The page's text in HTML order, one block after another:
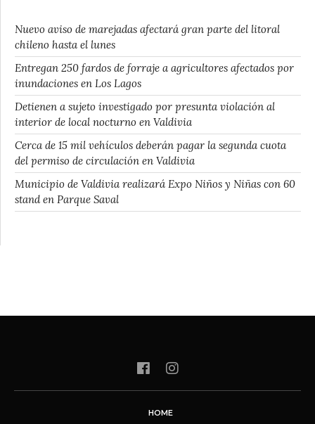
Nuevo aviso de marejadas afectará gran parte del litoral
chileno hasta el lunes
Entregan 250 fardos de forraje a agricultores afectados por
inundaciones en Los Lagos
Detienen a sujeto investigado por presunta violación al
interior de local nocturno en Valdivia
Cerca de 15 mil vehículos deberán pagar la segunda cuota
del permiso de circulación en Valdivia
Municipio de Valdivia realizará Expo Niños y Niñas con 60
stand en Parque Saval
HOME